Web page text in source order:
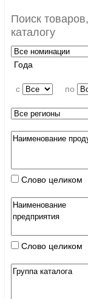
Поиск
каталогу
Года
c по
Слово целиком
Слово целиком